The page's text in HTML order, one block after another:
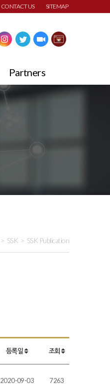
CONTACT US SITEMAP
Partners
SSK SSK Publication
등록일 조회
2020-09-03 7263